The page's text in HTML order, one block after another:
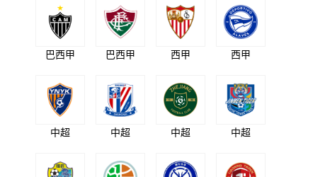
巴西甲 巴西甲 西甲 西甲
中超 中超 中超 中超